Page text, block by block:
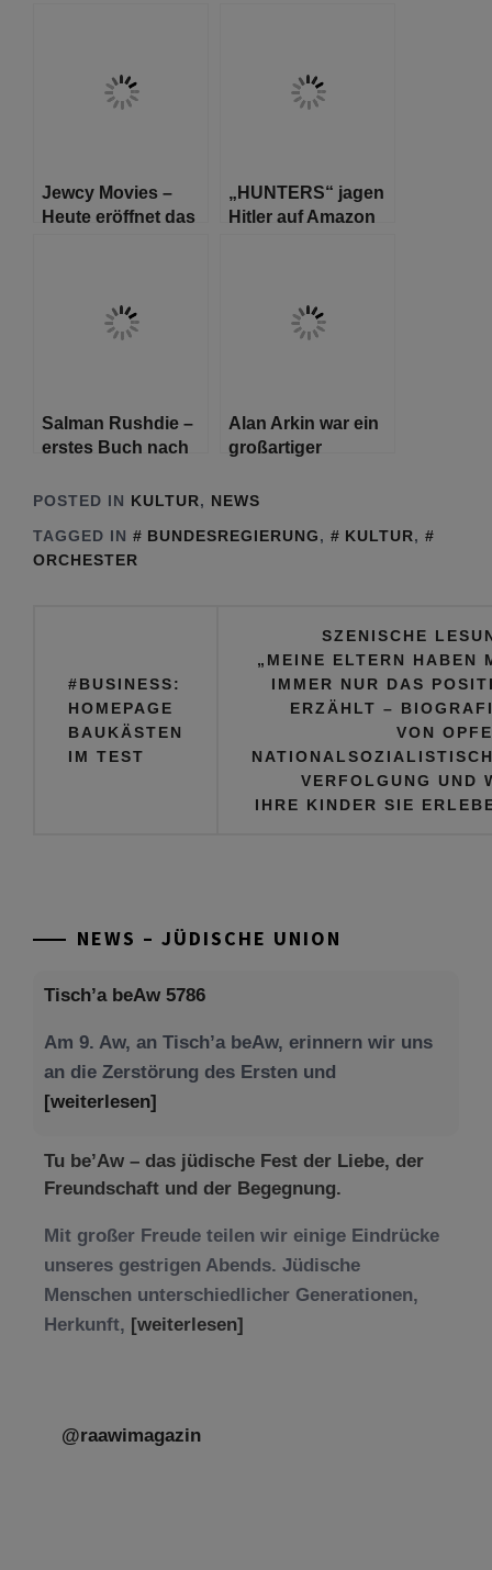
schreiben sechs
Recherchestipendien
Jewcy Movies –
Heute eröffnet das
„HUNTERS“ jagen
Hitler auf Amazon
Salman Rushdie –
erstes Buch nach
Verlust seines
einem Auge
Alan Arkin war ein
großartiger
POSTED IN KULTUR, NEWS
TAGGED IN
BUNDESREGIERUNG, KULTUR,
ORCHESTER
#BUSINESS:
HOMEPAGE
BAUKÄSTEN
IM TEST
SZENISCHE
„MEINE ELTERN HABEN
IMMER NUR DAS
ERZÄHLT –
VON
VERFOLGUNG UND
IHRE KINDER SIE
NEWS – JÜDISCHE UNION
Tisch’a beAw 5786
Am 9. Aw, an Tisch’a beAw, erinnern wir uns
an die Zerstörung des Ersten und
[weiterlesen]
Tu be’Aw – das jüdische Fest der Liebe, der
Freundschaft und der Begegnung.
Mit großer Freude teilen wir einige Eindrücke
unseres gestrigen Abends. Jüdische
Menschen unterschiedlicher Generationen,
Herkunft, [weiterlesen]
@raawimagazin